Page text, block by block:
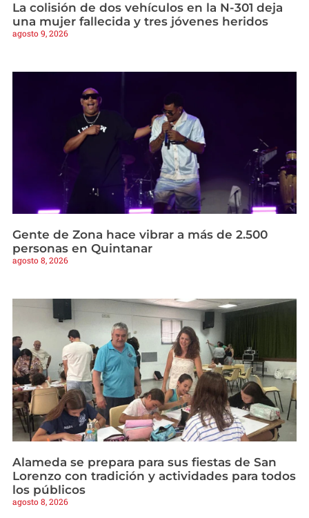
La colisión de dos vehículos en la N-301 deja
una mujer fallecida y tres jóvenes heridos
agosto 9, 2026
Gente de Zona hace vibrar a más de 2.500
personas en Quintanar
agosto 8, 2026
Alameda se prepara para sus fiestas de San
Lorenzo con tradición y actividades para todos
los públicos
agosto 8, 2026